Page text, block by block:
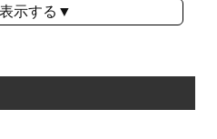
示する▼